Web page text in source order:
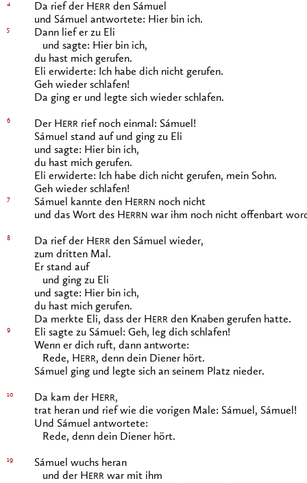
4 Da rief der H ERR den Sámuel
und Sámuel antwortete: Hier bin ich.
5
Dann lief er zu Eli
und sagte: Hier bin ich,
du hast mich gerufen.
Eli erwiderte: Ich habe dich nicht gerufen.
Geh wieder schlafen!
Da ging er und legte sich wieder schlafen.
6 Der H ERR rief noch einmal: Sámuel!
Sámuel stand auf und ging zu Eli
und sagte: Hier bin ich,
du hast mich gerufen.
Eli erwiderte: Ich habe dich nicht gerufen, mein Sohn.
Geh wieder schlafen!
7 Sámuel kannte den H ERRN noch nicht
und das Wort des H ERRN war ihm noch nicht offenbart
8 Da rief der H ERR den Sámuel wieder,
zum dritten Mal.
Er stand auf
und ging zu Eli
und sagte: Hier bin ich,
du hast mich gerufen.
Da merkte Eli, dass der H ERR den Knaben gerufen hatte.
9
Eli sagte zu Sámuel: Geh, leg dich schlafen!
Wenn er dich ruft, dann antworte:
Rede, H ERR, denn dein Diener hört.
Sámuel ging und legte sich an seinem Platz nieder.
10 Da kam der H ERR,
trat heran und rief wie die vorigen Male: Sámuel, Sámuel!
Und Sámuel antwortete:
Rede, denn dein Diener hört.
19
Sámuel wuchs heran
und der H ERR war mit ihm